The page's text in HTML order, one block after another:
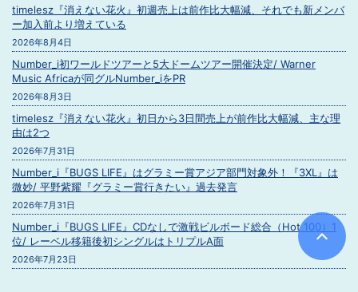
timelesz『消えない花火』初週売上は前作比大幅減、それでも新メンバ
ー加入前より増えている
2026年8月4日
Number_i初ワールドツアーと5大ドームツアー開催決定/ Warner
Music Africaが同グルNumber_iをPR
2026年8月3日
timelesz『消えない花火』初日から3日間売上が前作比大幅減、主な理
由は2つ
2026年7月31日
Number_i『BUGS LIFE』はグラミー賞アジア部門対象外！『3XL』は
微妙/ 平野紫耀『グラミー賞行きたい』過去発言
2026年7月31日
Number_i『BUGS LIFE』CDなしで激戦ビルボード総合（Hot 100）1
位/ レーベル移籍後初シングルはトリプルA面
2026年7月23日